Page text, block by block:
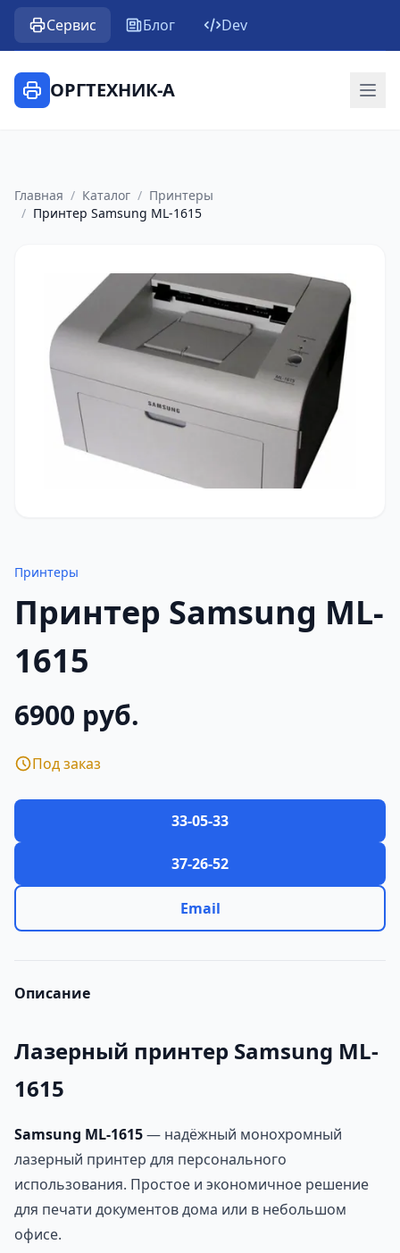
Сервис Блог Dev
ОРГТЕХНИК-А
Главная / Каталог / Принтеры
/ Принтер Samsung ML-1615
Принтеры
Принтер Samsung ML-
1615
6900 руб.
Под заказ
33-05-33
37-26-52
Email
Описание
Лазерный принтер Samsung ML-
1615
Samsung ML-1615— надёжный монохромный
лазерный принтер для персонального
использования. Простое и экономичное решение
для печати документов дома или в небольшом
офисе.